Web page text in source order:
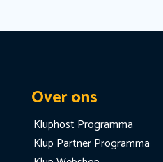
Over ons
Kluphost Programma
Klup Partner Programma